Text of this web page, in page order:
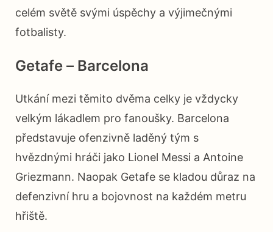
celém světě svými úspěchy a výjimečnými
fotbalisty.
Getafe – Barcelona
Utkání mezi těmito dvěma celky je vždycky
velkým lákadlem pro fanoušky. Barcelona
představuje ofenzivně laděný tým s
hvězdnými hráči jako Lionel Messi a Antoine
Griezmann. Naopak Getafe se kladou důraz na
defenzivní hru a bojovnost na každém metru
hřiště.